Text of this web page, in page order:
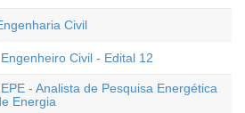
Civil
Civil - Edital 12
- Analista de Pesquisa Energética
Energia